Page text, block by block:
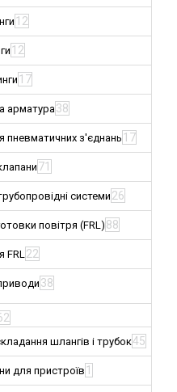
12
12
17
арматура38
пневматичних з'єднань 17
71
системи26
повітря (FRL) 88
FRL22
38
шлангів і трубок45
для пристроїв 1